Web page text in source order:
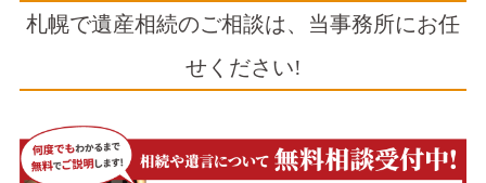
札幌で遺産相続のご相談は、当事務所にお任
せください!